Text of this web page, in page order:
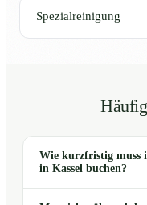
Spezialreinigung
Wie kurzfristig muss
in Kassel buchen?